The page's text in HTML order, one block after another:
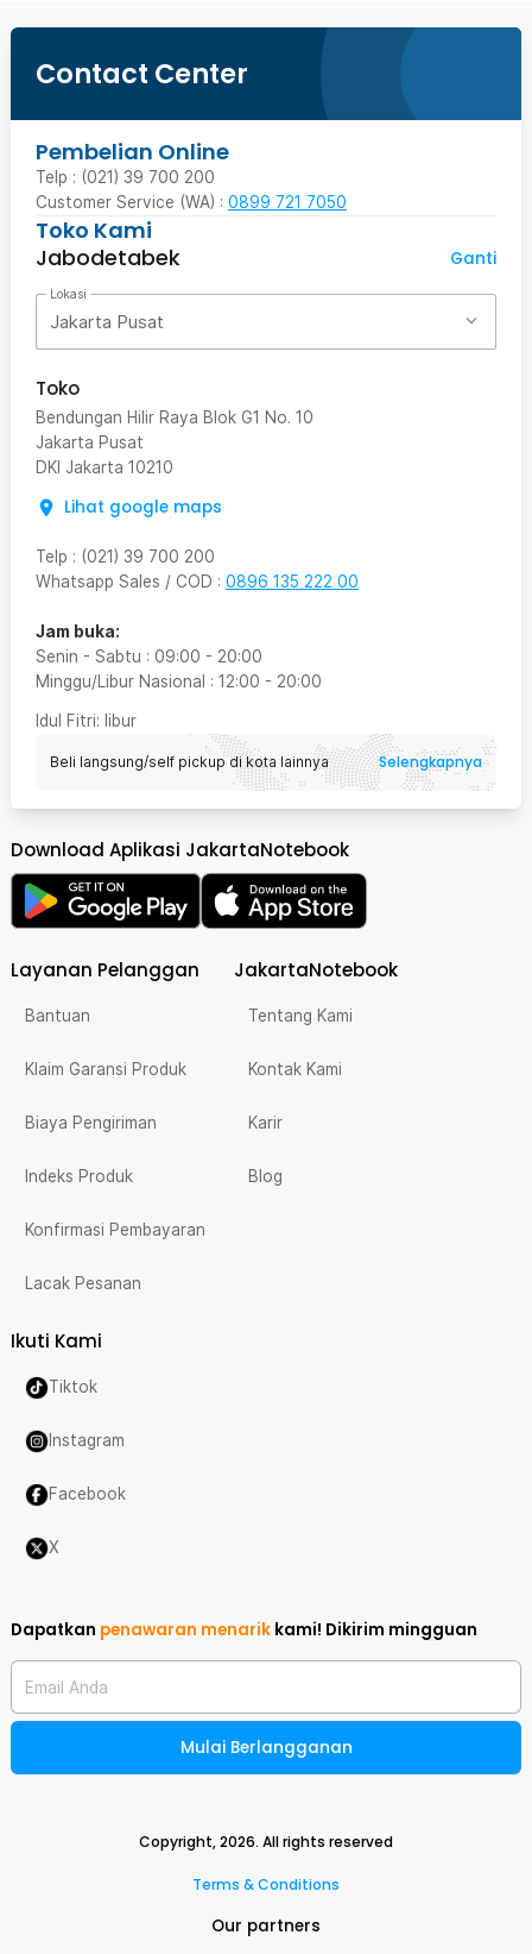
Contact Center
Pembelian Online
Telp : (021) 39 700 200
Customer Service (WA) : 0899 721 7050
Toko Kami
Jabodetabek
Ganti
Lokasi
Jakarta Pusat
Toko
Bendungan Hilir Raya Blok G1 No. 10
Jakarta Pusat
DKI Jakarta 10210
Lihat google maps
Telp : (021) 39 700 200
Whatsapp Sales / COD : 0896 135 222 00
Jam buka:
Senin - Sabtu : 09:00 - 20:00
Minggu/Libur Nasional : 12:00 - 20:00
Idul Fitri: libur
Beli langsung/self pickup di kota lainnya Selengkapnya
Download Aplikasi JakartaNotebook
Layanan Pelanggan
Bantuan
Klaim Garansi Produk
Biaya Pengiriman
Indeks Produk
Konfirmasi Pembayaran
Lacak Pesanan
JakartaNotebook
Tentang Kami
Kontak Kami
Karir
Blog
Ikuti Kami
Tiktok
Instagram
Facebook
X
Dapatkan penawaran menarik kami! Dikirim mingguan
Email Anda
Mulai Berlangganan
Copyright,2026. All rights reserved
Terms & Conditions
Our partners